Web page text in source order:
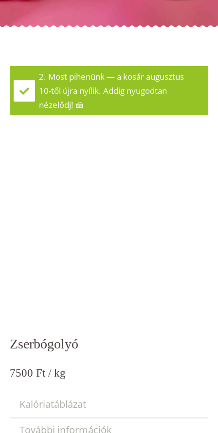
2. Most pihenünk — a kosár augusztus
10-től újra nyílik. Addig nyugodtan
nézelődj! 🍰
Zserbógolyó
7500 Ft / kg
Kalóriatáblázat
További információk